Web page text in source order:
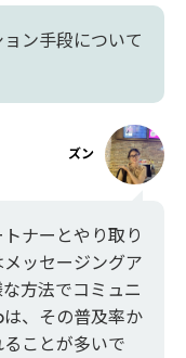
ン手段について
ズン
ナーとやり取り
ッセージングア
方法でコミュニ
、その普及率か
ことが多いで